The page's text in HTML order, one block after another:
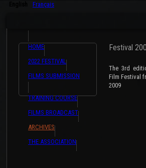
Français
HOME
2022 FESTIVAL
FILMS SUBMISSION
TRAINING COURSE
FILMS BROADCAST
ARCHIVES
THE ASSOCIATION
Festival
The 3rd
Film Festival
2009